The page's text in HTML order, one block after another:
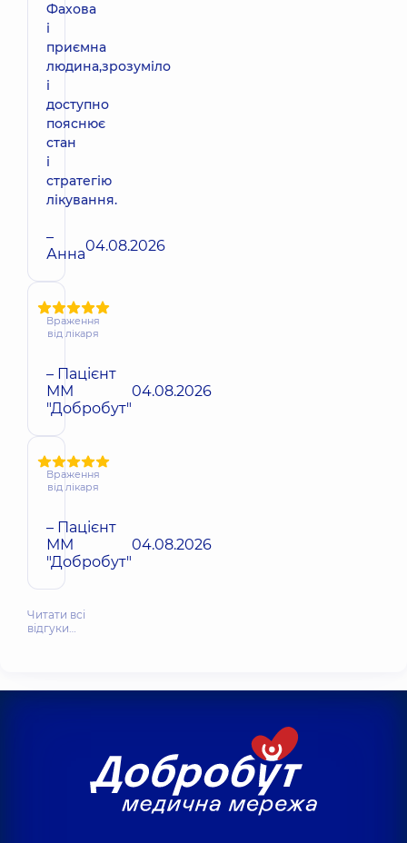
Фахова
і
приємна
людина,зрозуміло
і
доступно
пояснює
стан
і
стратегію
лікування.
–
Анна04.08.2026
Враження
від лікаря
– Пацієнт
ММ
"Добробут"
04.08.2026
Враження
від лікаря
– Пацієнт
ММ
"Добробут"
04.08.2026
Читати всі
відгуки…